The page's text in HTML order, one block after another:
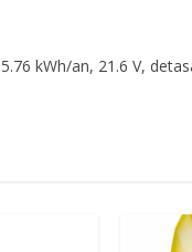
kWh/an, 21.6 V,